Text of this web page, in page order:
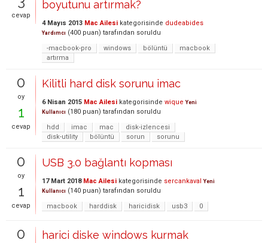
cevap
boyutunu artırmak?
4 Mayıs 2013 Mac Ailesi kategorisinde dudeabides
Yardımcı (400 puan) tarafından soruldu
-macbook-pro
windows bölüntü
macbook
artırma
0
oy
1
cevap
Kilitli hard disk sorunu imac
6 Nisan 2015 Mac Ailesi kategorisinde wique Yeni
Kullanıcı (180 puan) tarafından soruldu
hdd
imac mac
disk-izlencesi
disk-utility
bölüntü sorun sorunu
0
oy
1
cevap
USB 3.0 bağlantı kopması
17 Mart 2018 Mac Ailesi kategorisinde sercankaval Yeni
Kullanıcı (140 puan) tarafından soruldu
macbook
harddisk haricidisk usb3 0
0 harici diske windows kurmak